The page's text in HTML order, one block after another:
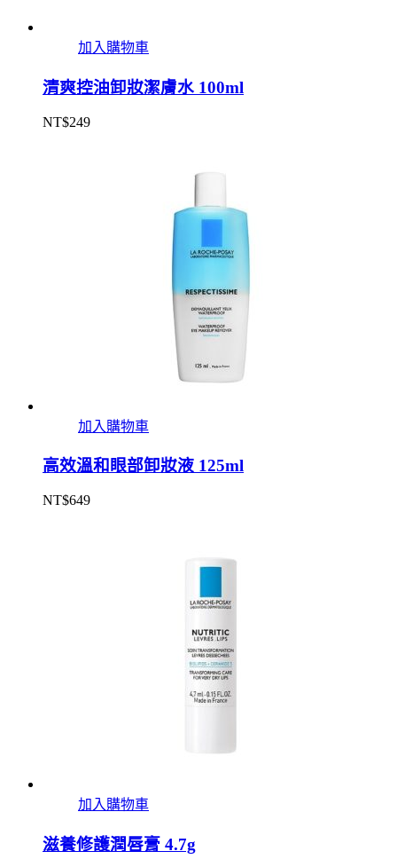
加入購物車
清爽控油卸妝潔膚水 100ml
NT$249
加入購物車
高效溫和眼部卸妝液 125ml
NT$649
加入購物車
滋養修護潤唇膏 4.7g